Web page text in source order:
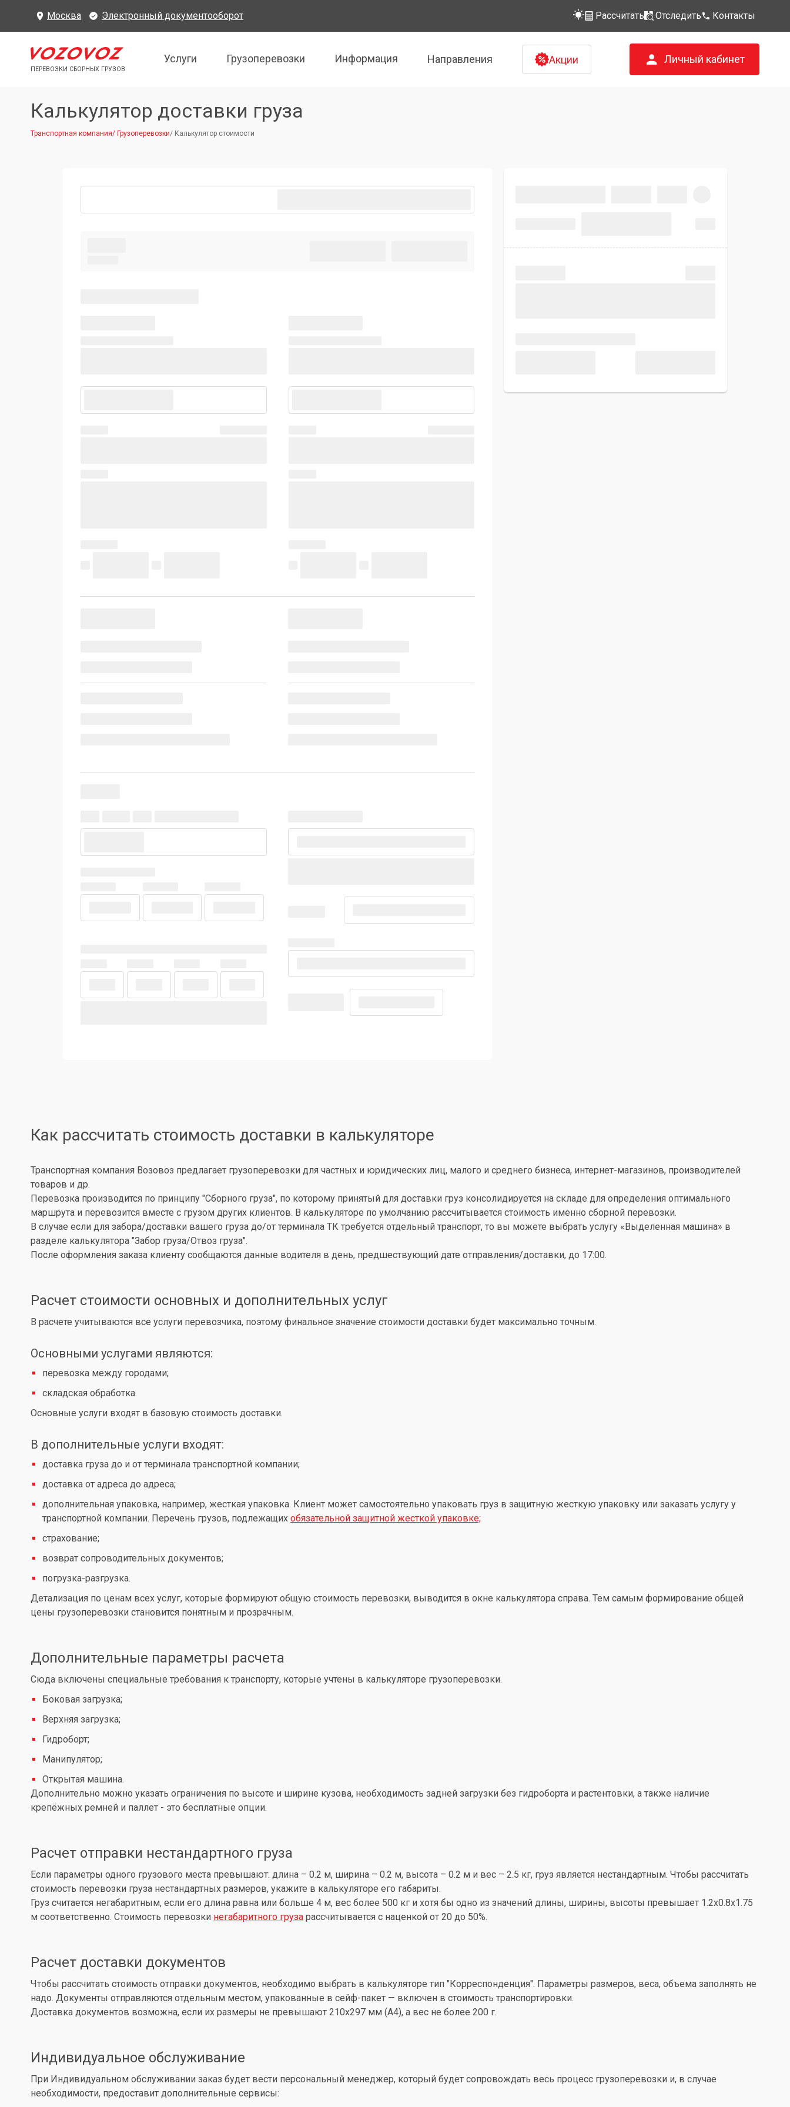
Москва Электронный документооборот Рассчитать Отследить Контакты
ПЕРЕВОЗКИ СБОРНЫХ ГРУЗОВ
Услуги Грузоперевозки Информация Направления Акции Личный кабинет
Калькулятор доставки груза
Транспортная компания/ Грузоперевозки/ Калькулятор стоимости
Как рассчитать стоимость доставки в калькуляторе
Транспортная компания Возовоз предлагает грузоперевозки для частных и юридических лиц, малого и среднего бизнеса, интернет-магазинов, производителей
товаров и др.
Перевозка производится по принципу "Сборного груза", по которому принятый для доставки груз консолидируется на складе для определения оптимального
маршрута и перевозится вместе с грузом других клиентов. В калькуляторе по умолчанию рассчитывается стоимость именно сборной перевозки.
В случае если для забора/доставки вашего груза до/от терминала ТК требуется отдельный транспорт, то вы можете выбрать услугу «Выделенная машина» в
разделе калькулятора "Забор груза/Отвоз груза".
После оформления заказа клиенту сообщаются данные водителя в день, предшествующий дате отправления/доставки, до 17:00.
Расчет стоимости основных и дополнительных услуг
В расчете учитываются все услуги перевозчика, поэтому финальное значение стоимости доставки будет максимально точным.
Основными услугами являются:
перевозка между городами;
складская обработка.
Основные услуги входят в базовую стоимость доставки.
В дополнительные услуги входят:
доставка груза до и от терминала транспортной компании;
доставка от адреса до адреса;
дополнительная упаковка, например, жесткая упаковка. Клиент может самостоятельно упаковать груз в защитную жесткую упаковку или заказать услугу у
транспортной компании. Перечень грузов, подлежащих обязательной защитной жесткой упаковке;
страхование;
возврат сопроводительных документов;
погрузка-разгрузка.
Детализация по ценам всех услуг, которые формируют общую стоимость перевозки, выводится в окне калькулятора справа. Тем самым формирование общей
цены грузоперевозки становится понятным и прозрачным.
Дополнительные параметры расчета
Сюда включены специальные требования к транспорту, которые учтены в калькуляторе грузоперевозки.
Боковая загрузка;
Верхняя загрузка;
Гидроборт;
Манипулятор;
Открытая машина.
Дополнительно можно указать ограничения по высоте и ширине кузова, необходимость задней загрузки без гидроборта и растентовки, а также наличие
крепёжных ремней и паллет - это бесплатные опции.
Расчет отправки нестандартного груза
Если параметры одного грузового места превышают: длина – 0.2 м, ширина – 0.2 м, высота – 0.2 м и вес – 2.5 кг, груз является нестандартным. Чтобы рассчитать
стоимость перевозки груза нестандартных размеров, укажите в калькуляторе его габариты.
Груз считается негабаритным, если его длина равна или больше 4 м, вес более 500 кг и хотя бы одно из значений длины, ширины, высоты превышает 1.2x0.8x1.75
м соответственно. Стоимость перевозки негабаритного груза рассчитывается с наценкой от 20 до 50%.
Расчет доставки документов
Чтобы рассчитать стоимость отправки документов, необходимо выбрать в калькуляторе тип "Корреспонденция". Параметры размеров, веса, объема заполнять не
надо. Документы отправляются отдельным местом, упакованные в сейф-пакет — включен в стоимость транспортировки.
Доставка документов возможна, если их размеры не превышают 210x297 мм (А4), а вес не более 200 г.
Индивидуальное обслуживание
При Индивидуальном обслуживании заказ будет вести персональный менеджер, который будет сопровождать весь процесс грузоперевозки и, в случае
необходимости, предоставит дополнительные сервисы: